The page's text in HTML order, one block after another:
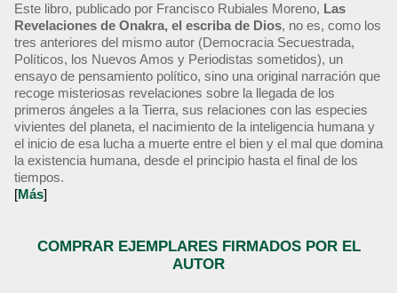
Este libro, publicado por Francisco Rubiales Moreno, Las
Revelaciones de Onakra, el escriba de Dios, no es, como los
tres anteriores del mismo autor (Democracia Secuestrada,
Políticos, los Nuevos Amos y Periodistas sometidos), un
ensayo de pensamiento político, sino una original narración que
recoge misteriosas revelaciones sobre la llegada de los
primeros ángeles a la Tierra, sus relaciones con las especies
vivientes del planeta, el nacimiento de la inteligencia humana y
el inicio de esa lucha a muerte entre el bien y el mal que domina
la existencia humana, desde el principio hasta el final de los
tiempos.
[Más]
COMPRAR EJEMPLARES FIRMADOS POR EL
AUTOR